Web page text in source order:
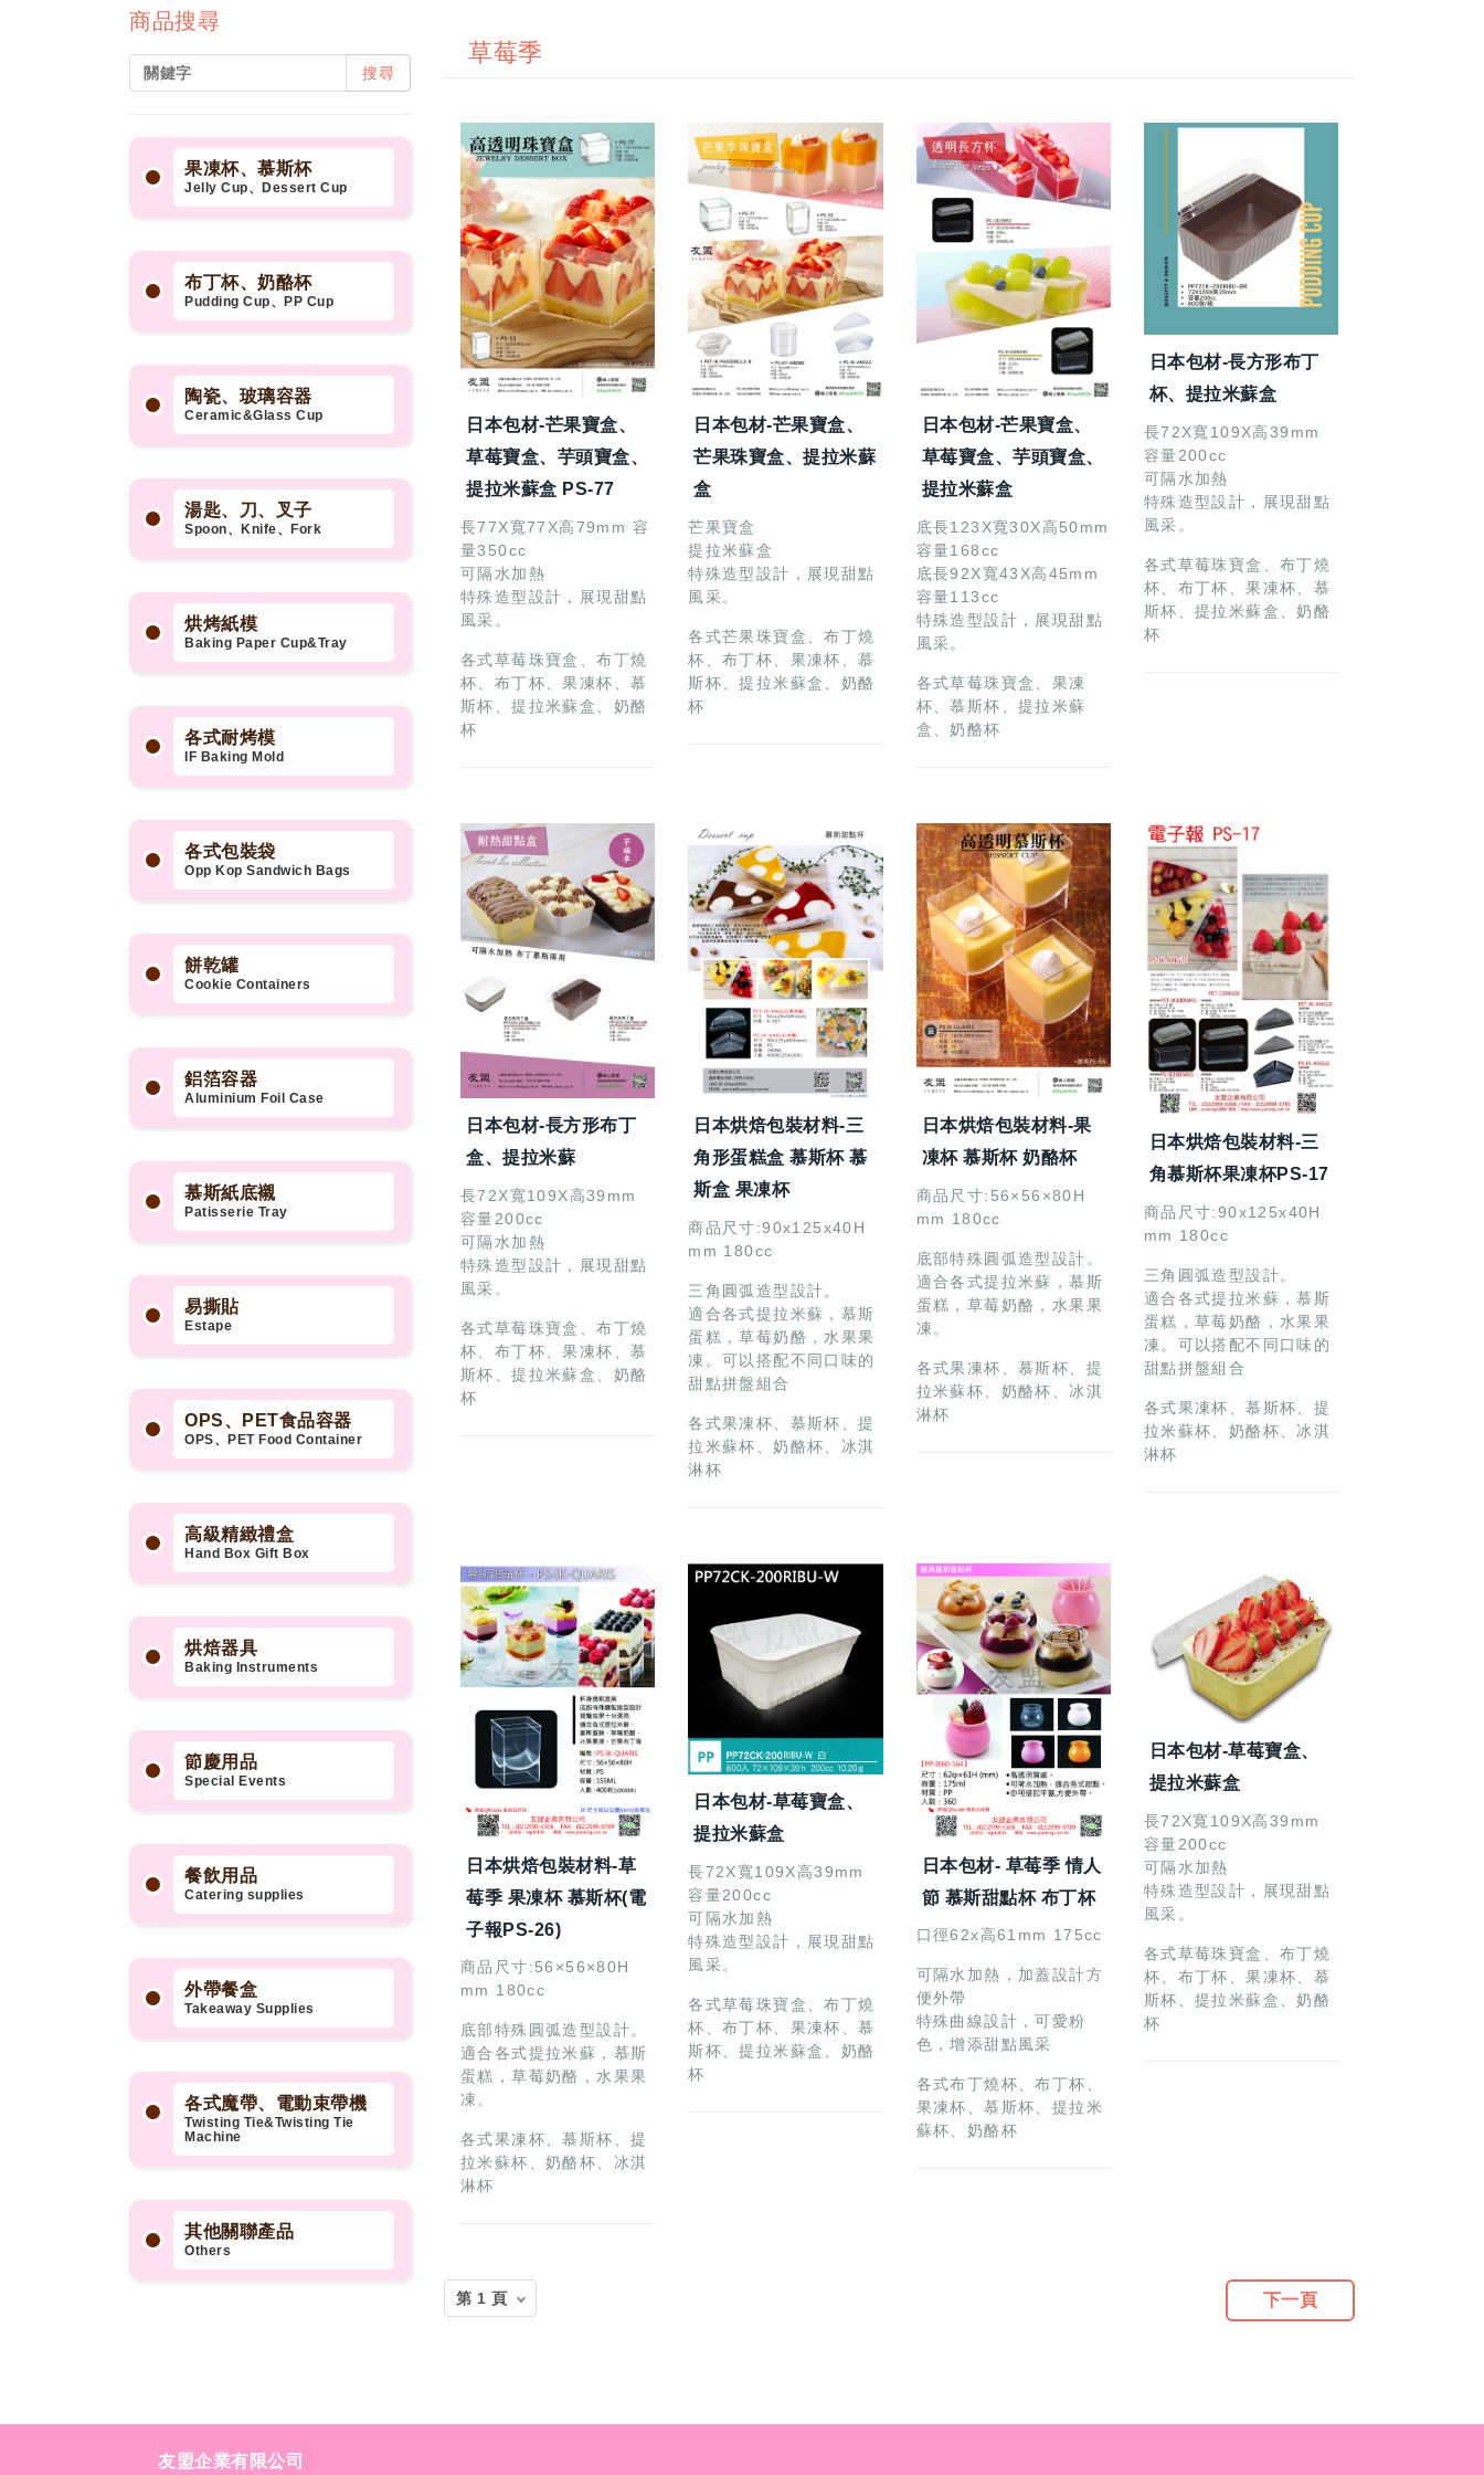
商品搜尋
搜尋
果凍杯、慕斯杯
Jelly Cup、Dessert Cup
布丁杯、奶酪杯
Pudding Cup、PP Cup
陶瓷、玻璃容器
Ceramic&Glass Cup
湯匙、刀、叉子
Spoon、Knife、Fork
烘烤紙模
Baking Paper Cup&Tray
各式耐烤模
IF Baking Mold
各式包裝袋
Opp Kop Sandwich Bags
餅乾罐
Cookie Containers
鋁箔容器
Aluminium Foil Case
慕斯紙底襯
Patisserie Tray
易撕貼
Estape
OPS、PET食品容器
OPS、PET Food Container
高級精緻禮盒
Hand Box Gift Box
烘焙器具
Baking Instruments
節慶用品
Special Events
餐飲用品
Catering supplies
外帶餐盒
Takeaway Supplies
各式魔帶、電動束帶機
Twisting Tie&Twisting Tie
Machine
其他關聯產品
Others
草莓季
日本包材-芒果寶盒、
草莓寶盒、芋頭寶盒、
提拉米蘇盒 PS-77
長77X寬77X高79mm 容
量350cc
可隔水加熱
特殊造型設計，展現甜點
風采。
各式草莓珠寶盒、布丁燒
杯、布丁杯、果凍杯、慕
斯杯、提拉米蘇盒、奶酪
杯
日本包材-芒果寶盒、
芒果珠寶盒、提拉米蘇
盒
芒果寶盒
提拉米蘇盒
特殊造型設計，展現甜點
風采。
各式芒果珠寶盒、布丁燒
杯、布丁杯、果凍杯、慕
斯杯、提拉米蘇盒、奶酪
杯
日本包材-芒果寶盒、
草莓寶盒、芋頭寶盒、
提拉米蘇盒
底長123X寬30X高50mm
容量168cc
底長92X寬43X高45mm
容量113cc
特殊造型設計，展現甜點
風采。
各式草莓珠寶盒、果凍
杯、慕斯杯、提拉米蘇
盒、奶酪杯
日本包材-長方形布丁
杯、提拉米蘇盒
長72X寬109X高39mm
容量200cc
可隔水加熱
特殊造型設計，展現甜點
風采。
各式草莓珠寶盒、布丁燒
杯、布丁杯、果凍杯、慕
斯杯、提拉米蘇盒、奶酪
杯
日本包材-長方形布丁
盒、提拉米蘇
長72X寬109X高39mm
容量200cc
可隔水加熱
特殊造型設計，展現甜點
風采。
各式草莓珠寶盒、布丁燒
杯、布丁杯、果凍杯、慕
斯杯、提拉米蘇盒、奶酪
杯
日本烘焙包裝材料-三
角形蛋糕盒 慕斯杯 慕
斯盒 果凍杯
商品尺寸:90x125x40H
mm 180cc
三角圓弧造型設計。
適合各式提拉米蘇，慕斯
蛋糕，草莓奶酪，水果果
凍。可以搭配不同口味的
甜點拼盤組合
各式果凍杯、慕斯杯、提
拉米蘇杯、奶酪杯、冰淇
淋杯
日本烘焙包裝材料-果
凍杯 慕斯杯 奶酪杯
商品尺寸:56×56×80H
mm 180cc
底部特殊圓弧造型設計。
適合各式提拉米蘇，慕斯
蛋糕，草莓奶酪，水果果
凍。
各式果凍杯、慕斯杯、提
拉米蘇杯、奶酪杯、冰淇
淋杯
日本烘焙包裝材料-三
角慕斯杯果凍杯PS-17
商品尺寸:90x125x40H
mm 180cc
三角圓弧造型設計。
適合各式提拉米蘇，慕斯
蛋糕，草莓奶酪，水果果
凍。可以搭配不同口味的
甜點拼盤組合
各式果凍杯、慕斯杯、提
拉米蘇杯、奶酪杯、冰淇
淋杯
日本烘焙包裝材料-草
莓季 果凍杯 慕斯杯(電
子報PS-26)
商品尺寸:56×56×80H
mm 180cc
底部特殊圓弧造型設計。
適合各式提拉米蘇，慕斯
蛋糕，草莓奶酪，水果果
凍。
各式果凍杯、慕斯杯、提
拉米蘇杯、奶酪杯、冰淇
淋杯
日本包材-草莓寶盒、
提拉米蘇盒
長72X寬109X高39mm
容量200cc
可隔水加熱
特殊造型設計，展現甜點
風采。
各式草莓珠寶盒、布丁燒
杯、布丁杯、果凍杯、慕
斯杯、提拉米蘇盒、奶酪
杯
日本包材- 草莓季 情人
節 慕斯甜點杯 布丁杯
口徑62x高61mm 175cc
可隔水加熱，加蓋設計方
便外帶
特殊曲線設計，可愛粉
色，增添甜點風采
各式布丁燒杯、布丁杯、
果凍杯、慕斯杯、提拉米
蘇杯、奶酪杯
日本包材-草莓寶盒、
提拉米蘇盒
長72X寬109X高39mm
容量200cc
可隔水加熱
特殊造型設計，展現甜點
風采。
各式草莓珠寶盒、布丁燒
杯、布丁杯、果凍杯、慕
斯杯、提拉米蘇盒、奶酪
杯
下一頁
友盟企業有限公司